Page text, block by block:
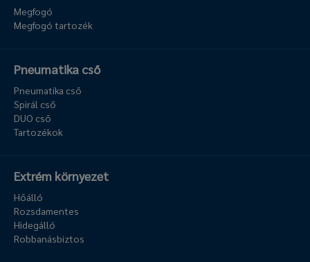
Megfogó
Megfogó tartozék
Pneumatika cső
Pneumatika cső
Spirál cső
DUO cső
Tartozékok
Extrém környezet
Hőálló
Rozsdamentes
Hidegálló
Robbanásbiztos